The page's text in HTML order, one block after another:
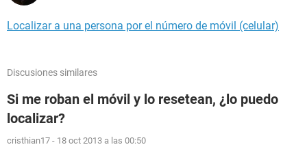
Localizar a una persona por el número de móvil (celular)
Discusiones similares
Si me roban el móvil y lo resetean, ¿lo puedo
localizar?
cristhian17 - 18 oct 2013 a las 00:50